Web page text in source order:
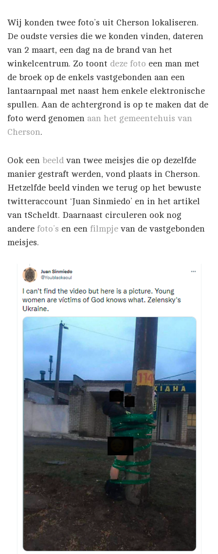
Wij konden twee foto’s uit Cherson lokaliseren.
De oudste versies die we konden vinden, dateren
van 2 maart, een dag na de brand van het
winkelcentrum. Zo toont deze foto een man met
de broek op de enkels vastgebonden aan een
lantaarnpaal met naast hem enkele elektronische
spullen. Aan de achtergrond is op te maken dat de
foto werd genomen aan het gemeentehuis van
Cherson.
Ook een beeld van twee meisjes die op dezelfde
manier gestraft werden, vond plaats in Cherson.
Hetzelfde beeld vinden we terug op het bewuste
twitteraccount ‘Juan Sinmiedo’ en in het artikel
van tScheldt. Daarnaast circuleren ook nog
andere foto’s en een filmpje van de vastgebonden
meisjes.